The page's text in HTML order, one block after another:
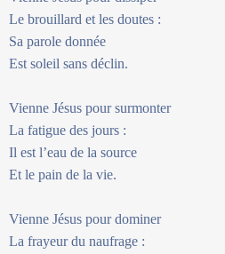
Le brouillard et les doutes :
Sa parole donnée
Est soleil sans déclin.
Vienne Jésus pour surmonter
La fatigue des jours :
Il est l’eau de la source
Et le pain de la vie.
Vienne Jésus pour dominer
La frayeur du naufrage :